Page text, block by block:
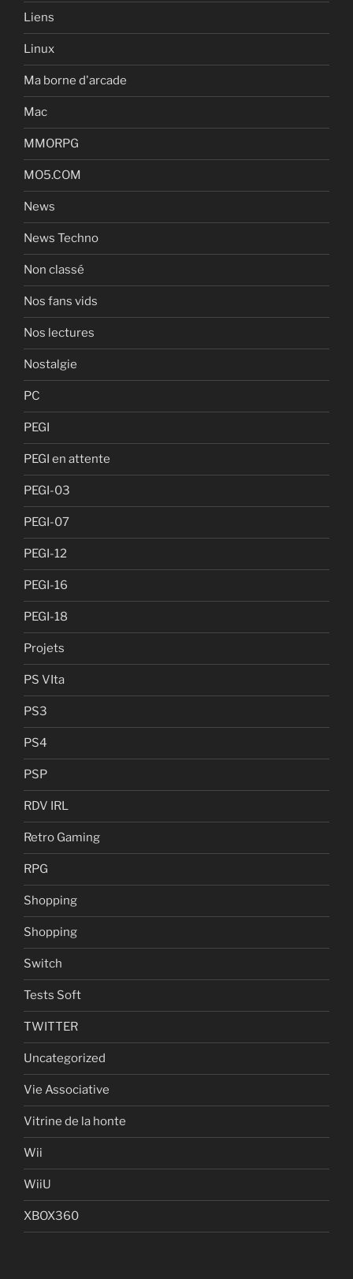
Liens
Linux
Ma borne d'arcade
Mac
MMORPG
MO5.COM
News
News Techno
Non classé
Nos fans vids
Nos lectures
Nostalgie
PC
PEGI
PEGI en attente
PEGI-03
PEGI-07
PEGI-12
PEGI-16
PEGI-18
Projets
PS VIta
PS3
PS4
PSP
RDV IRL
Retro Gaming
RPG
Shopping
Shopping
Switch
Tests Soft
TWITTER
Uncategorized
Vie Associative
Vitrine de la honte
Wii
WiiU
XBOX360